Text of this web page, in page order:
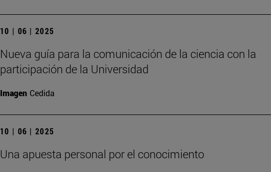
10 | 06 | 2025
Nueva guía para la comunicación de la ciencia con la
participación de la Universidad
Imagen Cedida
10 | 06 | 2025
Una apuesta personal por el conocimiento